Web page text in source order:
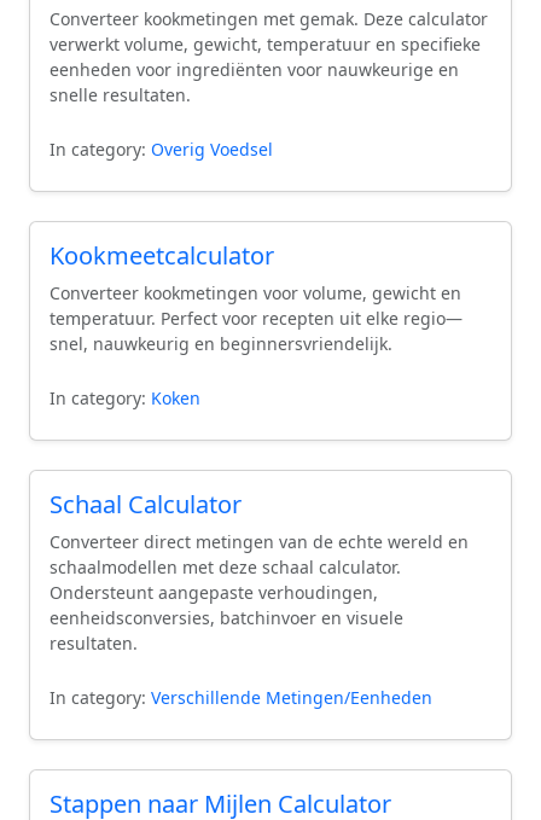
Converteer kookmetingen met gemak. Deze calculator
verwerkt volume, gewicht, temperatuur en specifieke
eenheden voor ingrediënten voor nauwkeurige en
snelle resultaten.
In category: Overig Voedsel
Kookmeetcalculator
Converteer kookmetingen voor volume, gewicht en
temperatuur. Perfect voor recepten uit elke regio—
snel, nauwkeurig en beginnersvriendelijk.
In category: Koken
Schaal Calculator
Converteer direct metingen van de echte wereld en
schaalmodellen met deze schaal calculator.
Ondersteunt aangepaste verhoudingen,
eenheidsconversies, batchinvoer en visuele
resultaten.
In category: Verschillende Metingen/Eenheden
Stappen naar Mijlen Calculator